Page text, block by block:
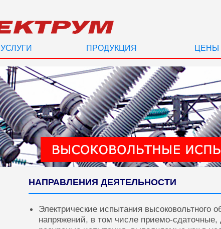
УСЛУГИ ПРОДУКЦИЯ ЦЕНЫ
НАПРАВЛЕНИЯ ДЕЯТЕЛЬНОСТИ
Электрические испытания высоковольтного
напряжений, в том числе приемо-сдаточные,